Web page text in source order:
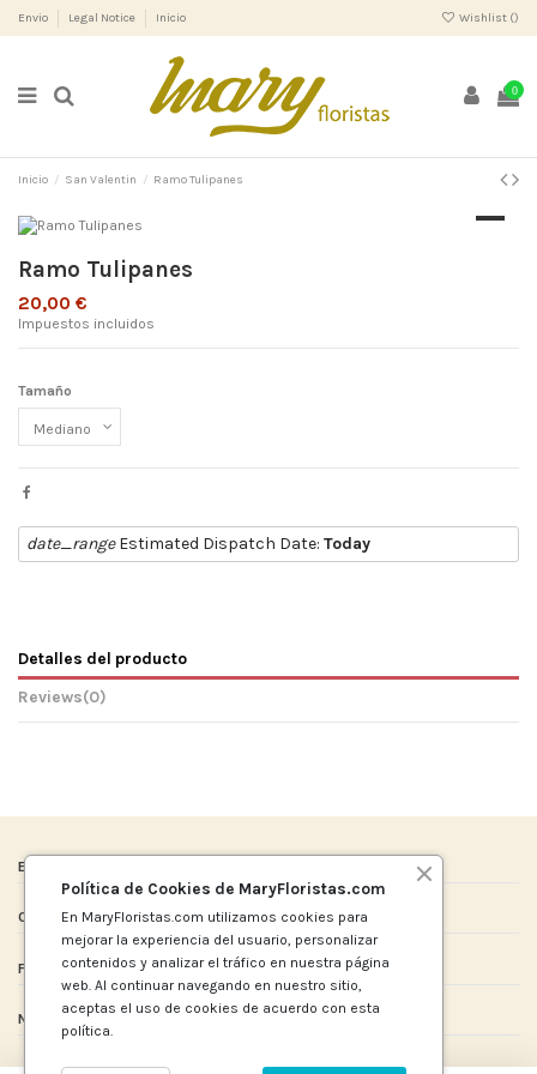
Envio Legal Notice Inicio Wishlist ()
0
Inicio San Valentin Ramo Tulipanes
Ramo Tulipanes
20,00 €
Impuestos incluidos
Tamaño
date_rangeEstimated Dispatch Date: Today
Detalles del producto
Reviews(0)
Enlaces de Interes
Contact us
Follow us
Newsletter
Política de Cookies de MaryFloristas.com
En MaryFloristas.com utilizamos cookies para
mejorar la experiencia del usuario, personalizar
contenidos y analizar el tráfico en nuestra página
web. Al continuar navegando en nuestro sitio,
aceptas el uso de cookies de acuerdo con esta
política.